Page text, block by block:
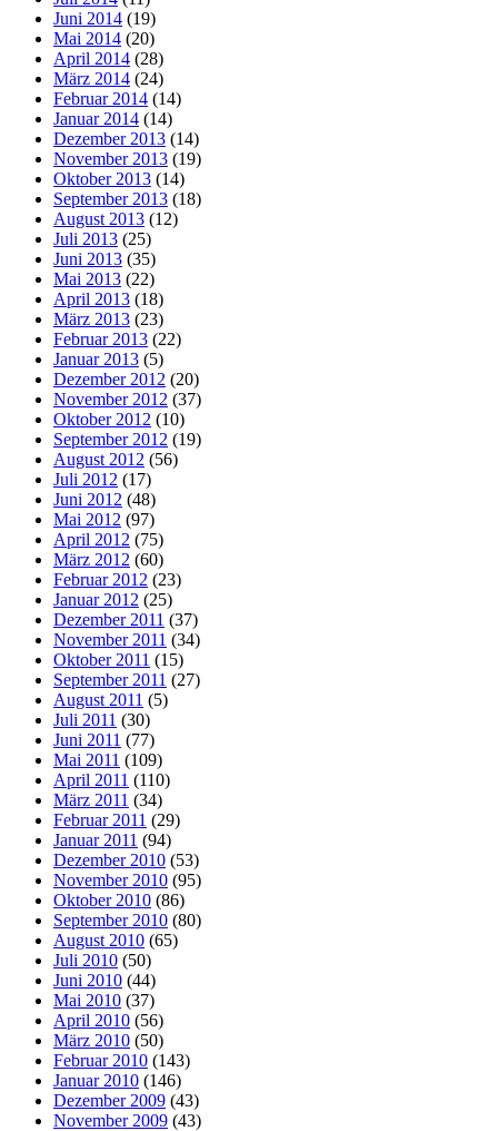
Juni 2014 (19)
Mai 2014 (20)
April 2014 (28)
März 2014 (24)
Februar 2014 (14)
Januar 2014 (14)
Dezember 2013 (14)
November 2013 (19)
Oktober 2013 (14)
September 2013 (18)
August 2013 (12)
Juli 2013 (25)
Juni 2013 (35)
Mai 2013 (22)
April 2013 (18)
März 2013 (23)
Februar 2013 (22)
Januar 2013 (5)
Dezember 2012 (20)
November 2012 (37)
Oktober 2012 (10)
September 2012 (19)
August 2012 (56)
Juli 2012 (17)
Juni 2012 (48)
Mai 2012 (97)
April 2012 (75)
März 2012 (60)
Februar 2012 (23)
Januar 2012 (25)
Dezember 2011 (37)
November 2011 (34)
Oktober 2011 (15)
September 2011 (27)
August 2011 (5)
Juli 2011 (30)
Juni 2011 (77)
Mai 2011 (109)
April 2011 (110)
März 2011 (34)
Februar 2011 (29)
Januar 2011 (94)
Dezember 2010 (53)
November 2010 (95)
Oktober 2010 (86)
September 2010 (80)
August 2010 (65)
Juli 2010 (50)
Juni 2010 (44)
Mai 2010 (37)
April 2010 (56)
März 2010 (50)
Februar 2010 (143)
Januar 2010 (146)
Dezember 2009 (43)
November 2009 (43)